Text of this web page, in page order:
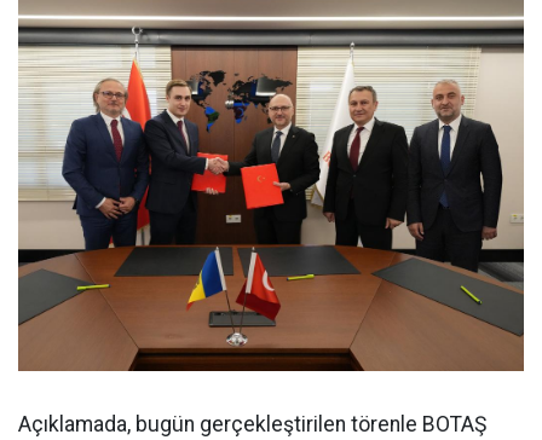
Açıklamada, bugün gerçekleştirilen törenle BOTAŞ